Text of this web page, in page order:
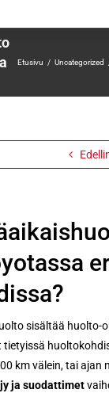
Etusivu Uncategorized
sisältää huolto-
km välein, tai ajan
ja suodattimet